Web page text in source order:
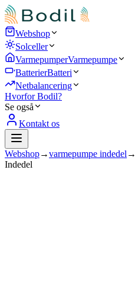
Webshop
Solceller
VarmepumperVarmepumpe
BatterierBatteri
Netbalancering
Hvorfor Bodil?
Se også
Kontakt os
Webshop→varmepumpe indedel →
Indedel